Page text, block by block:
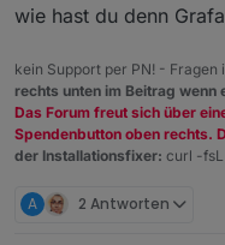
wie hast du denn
kein Support per PN! - Fragen
rechts unten im Beitrag wenn
Das Forum freut sich über
Spendenbutton oben rechts.
der Installationsfixer: curl -
A 2 Antworten